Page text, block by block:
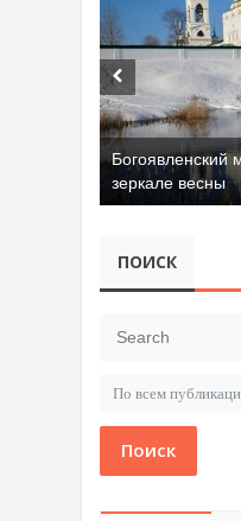
Богоявленский
зеркале весны
ПОИСК
Поиск